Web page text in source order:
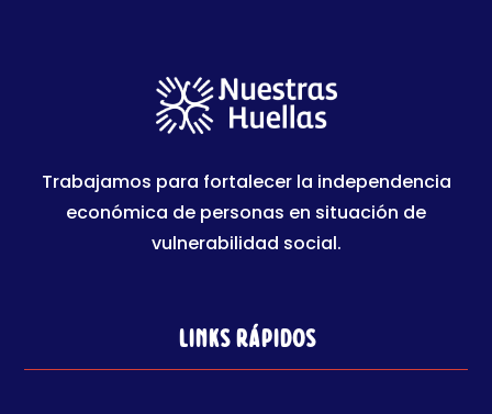
Trabajamos para fortalecer la independencia
económica de personas en situación de
vulnerabilidad social.
Links rápidos